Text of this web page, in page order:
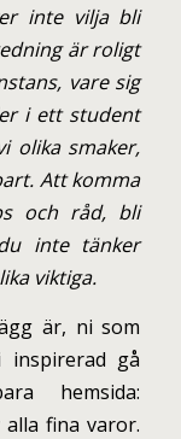
inte vilja bli
är roligt
vare sig
i ett student
olika smaker,
Att komma
och råd, bli
inte tänker
viktiga.
är, ni som
gå
hemsida:
fina varor.